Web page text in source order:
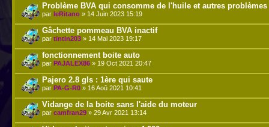
Problème BVA qui consomme de l'huile et autres problèmes
par leRitano » 14 Juin 2023 15:19
Gâchette pommeau BVA inactif
par tintin203 » 14 Mai 2023 19:17
fonctionnement boite auto
par PAJALEX86 » 19 Oct 2021 20:47
Pajero 2.8 gls : 1ère qui saute
par PA-G-R0 » 16 Aoû 2021 10:41
Vidange de la boite sans l'aide du moteur
par camfran29 » 29 Avr 2021 13:14